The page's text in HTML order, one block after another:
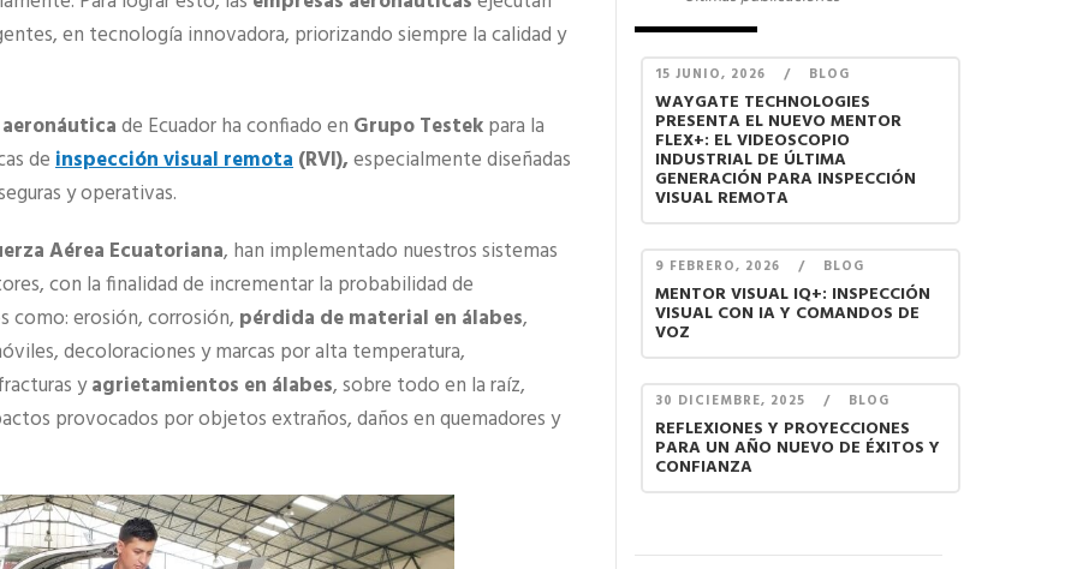
en tecnología innovadora, priorizando siempre la calidad y
de Ecuador ha confiado en Grupo Testekpara la
deinspección visual remota(RVI),especialmente diseñadas
y operativas.
Aérea Ecuatoriana, han implementado nuestros sistemas
con la finalidad de incrementar la probabilidad de
como: erosión, corrosión, pérdida de material en álabes,
decoloraciones y marcas por alta temperatura,
yagrietamientos en álabes, sobre todo en la raíz,
provocados por objetos extraños, daños en quemadores y
15 JUNIO, 2026 / BLOG
WAYGATE TECHNOLOGIES
PRESENTA EL NUEVO MENTOR
FLEX+: EL VIDEOSCOPIO
INDUSTRIAL DE ÚLTIMA
GENERACIÓN PARA INSPECCIÓN
VISUAL REMOTA
9 FEBRERO, 2026 / BLOG
MENTOR VISUAL IQ+: INSPECCIÓN
VISUAL CON IA Y COMANDOS DE
VOZ
30 DICIEMBRE, 2025 / BLOG
REFLEXIONES Y PROYECCIONES
PARA UN AÑO NUEVO DE ÉXITOS Y
CONFIANZA